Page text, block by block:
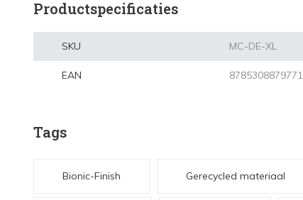
Productspecificaties
SKU MC-DE-XL
EAN 8785308879771
Tags
Bionic-Finish Gerecycled materiaal